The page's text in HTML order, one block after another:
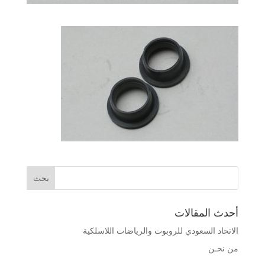
أحدث المقالات
الاتحاد السعودي للروبوت والرياضات اللاسلكية
من نحـن